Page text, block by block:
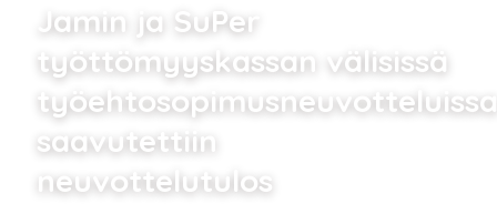
Jamin ja SuPer
työttömyyskassan välisissä
työehtosopimusneuvotteluissa
saavutettiin
neuvottelutulos